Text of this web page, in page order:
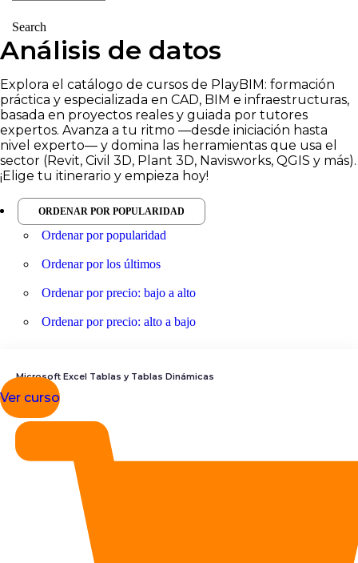
Search
Análisis de datos
Explora el catálogo de cursos de PlayBIM: formación
práctica y especializada en CAD, BIM e infraestructuras,
basada en proyectos reales y guiada por tutores
expertos. Avanza a tu ritmo —desde iniciación hasta
nivel experto— y domina las herramientas que usa el
sector (Revit, Civil 3D, Plant 3D, Navisworks, QGIS y más).
¡Elige tu itinerario y empieza hoy!
ORDENAR POR POPULARIDAD
Ordenar por popularidad
Ordenar por los últimos
Ordenar por precio: bajo a alto
Ordenar por precio: alto a bajo
Microsoft Excel Tablas y Tablas Dinámicas
Ver curso